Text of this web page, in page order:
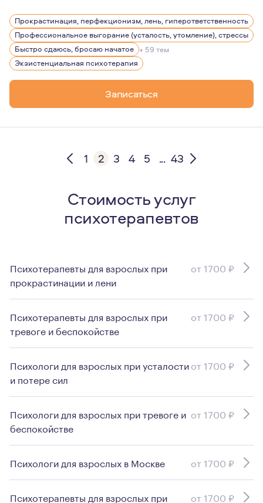
Я предпочитаю медленную и плавную работу, в ходе
Прокрастинация, перфекционизм, лень, гиперответственность
Профессиональное выгорание (усталость, утомление), стрессы
Быстро сдаюсь, бросаю начатое + 59 тем
Экзистенциальная психотерапия
Записаться
1 2 3 4 5 ... 43
Стоимость услуг
психотерапевтов
Психотерапевты для взрослых при
прокрастинации и лени
от 1700 ₽
Психотерапевты для взрослых при
тревоге и беспокойстве
от 1700 ₽
Психологи для взрослых при усталости
и потере сил
от 1700 ₽
Психологи для взрослых при тревоге и
беспокойстве
от 1700 ₽
Психологи для взрослых в Москве от 1700 ₽
Психотерапевты для взрослых при от 1700 ₽